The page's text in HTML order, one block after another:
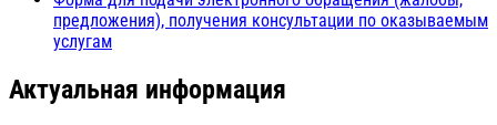
предложения), получения консультации по оказываемым
услугам
Актуальная информация